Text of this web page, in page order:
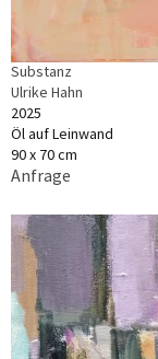
Substanz
Ulrike Hahn
2025
Öl auf Leinwand
90 x 70 cm
Anfrage